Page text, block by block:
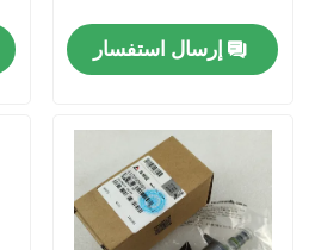
المنتجات
حول بنا
إرسال استفسار